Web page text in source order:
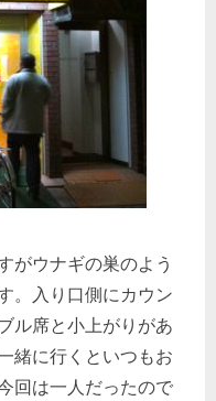
がウナギの巣のよう
。入り口側にカウン
ル席と小上がりがあ
緒に行くといつもお
回は一人だったので